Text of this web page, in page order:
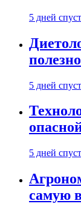
5 дней
5 дней
5 дней
самую